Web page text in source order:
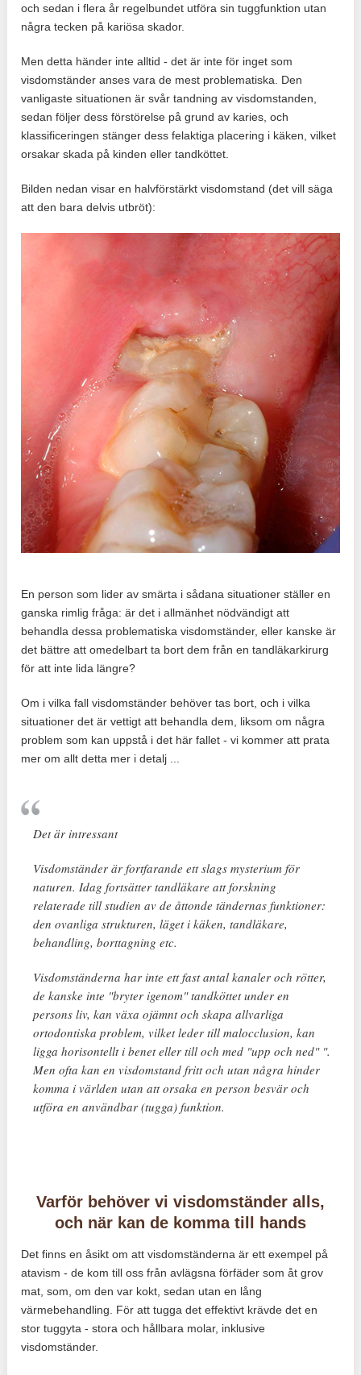
och sedan i flera år regelbundet utföra sin tuggfunktion utan
några tecken på kariösa skador.
Men detta händer inte alltid - det är inte för inget som
visdomständer anses vara de mest problematiska. Den
vanligaste situationen är svår tandning av visdomstanden,
sedan följer dess förstörelse på grund av karies, och
klassificeringen stänger dess felaktiga placering i käken, vilket
orsakar skada på kinden eller tandköttet.
Bilden nedan visar en halvförstärkt visdomstand (det vill säga
att den bara delvis utbröt):
En person som lider av smärta i sådana situationer ställer en
ganska rimlig fråga: är det i allmänhet nödvändigt att
behandla dessa problematiska visdomständer, eller kanske är
det bättre att omedelbart ta bort dem från en tandläkarkirurg
för att inte lida längre?
Om i vilka fall visdomständer behöver tas bort, och i vilka
situationer det är vettigt att behandla dem, liksom om några
problem som kan uppstå i det här fallet - vi kommer att prata
mer om allt detta mer i detalj ...
Det är intressant
Visdomständer är fortfarande ett slags mysterium för
naturen. Idag fortsätter tandläkare att forskning
relaterade till studien av de åttonde tändernas funktioner:
den ovanliga strukturen, läget i käken, tandläkare,
behandling, borttagning etc.
Visdomständerna har inte ett fast antal kanaler och rötter,
de kanske inte "bryter igenom" tandköttet under en
persons liv, kan växa ojämnt och skapa allvarliga
ortodontiska problem, vilket leder till malocclusion, kan
ligga horisontellt i benet eller till och med "upp och ned" ".
Men ofta kan en visdomstand fritt och utan några hinder
komma i världen utan att orsaka en person besvär och
utföra en användbar (tugga) funktion.
Varför behöver vi visdomständer alls,
och när kan de komma till hands
Det finns en åsikt om att visdomständerna är ett exempel på
atavism - de kom till oss från avlägsna förfäder som åt grov
mat, som, om den var kokt, sedan utan en lång
värmebehandling. För att tugga det effektivt krävde det en
stor tuggyta - stora och hållbara molar, inklusive
visdomständer.